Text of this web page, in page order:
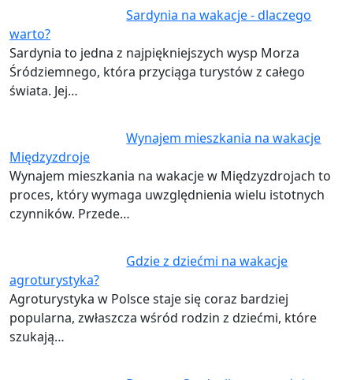
Sardynia na wakacje - dlaczego
warto?
Sardynia to jedna z najpiękniejszych wysp Morza
Śródziemnego, która przyciąga turystów z całego
świata. Jej…
Wynajem mieszkania na wakacje
Międzyzdroje
Wynajem mieszkania na wakacje w Międzyzdrojach to
proces, który wymaga uwzględnienia wielu istotnych
czynników. Przede…
Gdzie z dziećmi na wakacje
agroturystyka?
Agroturystyka w Polsce staje się coraz bardziej
popularna, zwłaszcza wśród rodzin z dziećmi, które
szukają…